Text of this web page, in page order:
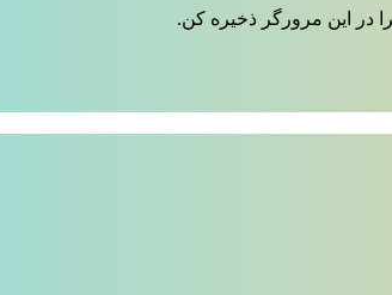
در این مرورگر ذخیره کن.